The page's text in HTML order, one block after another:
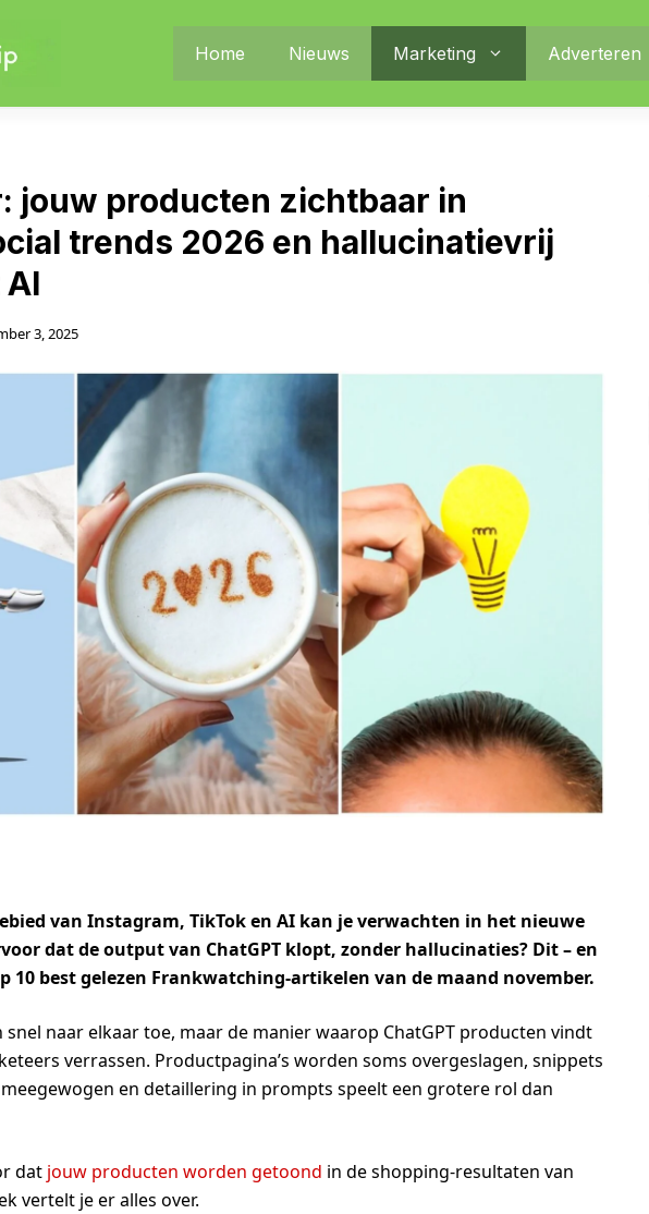
Home Nieuws Marketing Adverteren
jouw producten zichtbaar in
trends 2026 en hallucinatievrij
3, 2025
van Instagram, TikTok en AI kan je verwachten in het nieuwe
dat de output van ChatGPT klopt, zonder hallucinaties? Dit – en
10 best gelezen Frankwatching-artikelen van de maand november.
naar elkaar toe, maar de manier waarop ChatGPT producten vindt
verrassen. Productpagina’s worden soms overgeslagen, snippets
en detaillering in prompts speelt een grotere rol dan
dat jouw producten worden getoond in de shopping-resultaten van
vertelt je er alles over.